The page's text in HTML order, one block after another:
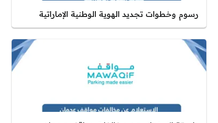
رسوم وخطوات تجديد الهوية الوطنية الإماراتية